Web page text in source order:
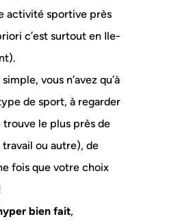
activité sportive près
c’est surtout en Ile-
vous n’avez qu’à
de sport, à regarder
le plus près de
ou autre), de
fois que votre choix
bien fait,